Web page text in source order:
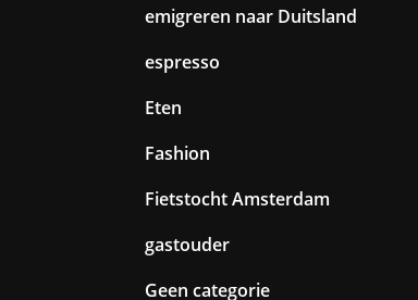
emigreren naar Duitsland
espresso
Eten
Fashion
Fietstocht Amsterdam
gastouder
Geen categorie